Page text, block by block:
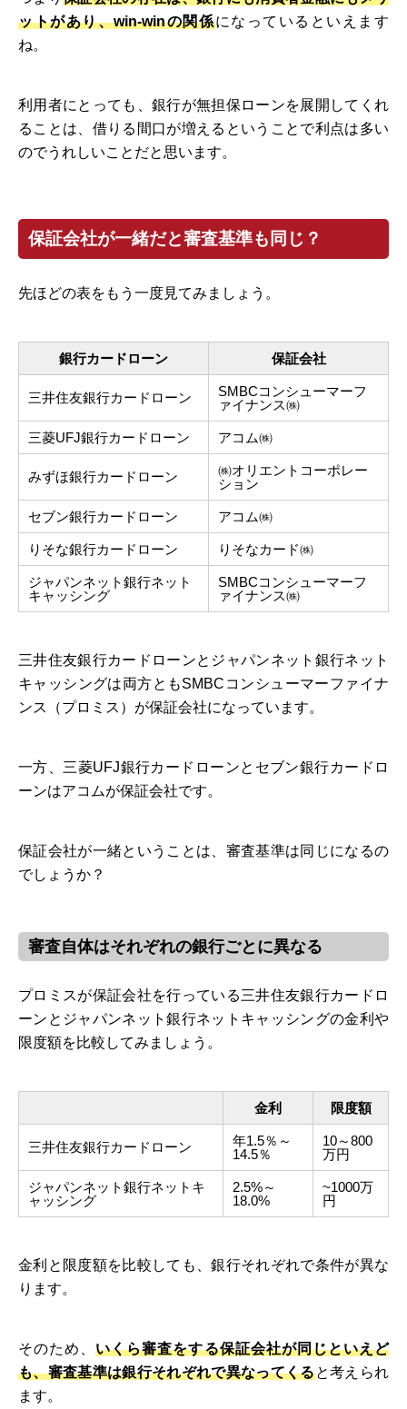
ットがあり、win-winの関係になっているといえます
ね。
利用者にとっても、銀行が無担保ローンを展開してくれ
ることは、借りる間口が増えるということで利点は多い
のでうれしいことだと思います。
保証会社が一緒だと審査基準も同じ？
先ほどの表をもう一度見てみましょう。
銀行カードローン 保証会社
三井住友銀行カードローン
SMBCコンシューマーフ
ァイナンス㈱
三菱UFJ銀行カードローン アコム㈱
みずほ銀行カードローン
㈱オリエントコーポレー
ション
セブン銀行カードローン アコム㈱
りそな銀行カードローン りそなカード㈱
ジャパンネット銀行ネット
キャッシング
SMBCコンシューマーフ
ァイナンス㈱
三井住友銀行カードローンとジャパンネット銀行ネット
キャッシングは両方ともSMBCコンシューマーファイナ
ンス（プロミス）が保証会社になっています。
一方、三菱UFJ銀行カードローンとセブン銀行カードロ
ーンはアコムが保証会社です。
保証会社が一緒ということは、審査基準は同じになるの
でしょうか？
審査自体はそれぞれの銀行ごとに異なる
プロミスが保証会社を行っている三井住友銀行カードロ
ーンとジャパンネット銀行ネットキャッシングの金利や
限度額を比較してみましょう。
金利 限度額
三井住友銀行カードローン
年1.5％～
14.5％
10～800
万円
ジャパンネット銀行ネットキ
ャッシング
2.5%～
18.0%
~1000万
円
金利と限度額を比較しても、銀行それぞれで条件が異な
ります。
そのため、いくら審査をする保証会社が同じといえど
も、審査基準は銀行それぞれで異なってくると考えられ
ます。